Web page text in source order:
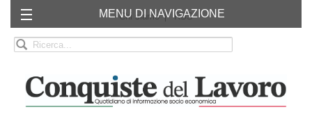
Chi siamo RSS
MENU DI NAVIGAZIONE